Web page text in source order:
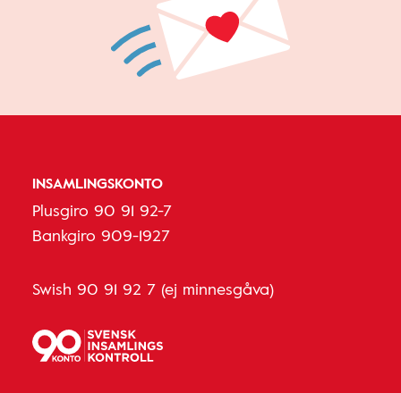
INSAMLINGSKONTO
Plusgiro 90 91 92-7
Bankgiro 909-1927
Swish 90 91 92 7 (ej minnesgåva)